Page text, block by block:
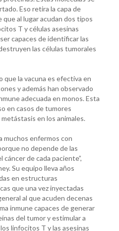
Eso retira la capa de
al lugar acudan dos tipos
T y células asesinas
capaces de identificar las
las células tumorales
que la vacuna es efectiva en
y además han observado
adecuada en monos. Esta
en casos de tumores
en los animales.
muchos enfermos con
no depende de las
de cada paciente”,
Su equipo lleva años
en estructuras
que una vez inyectadas
al que acuden decenas
inmune capaces de generar
del tumor y estimular a
linfocitos T y las asesinas